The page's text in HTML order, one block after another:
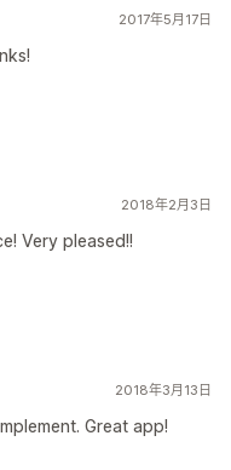
2017年5月17日
2018年2月3日
Very pleased!!
2018年3月13日
Great app!